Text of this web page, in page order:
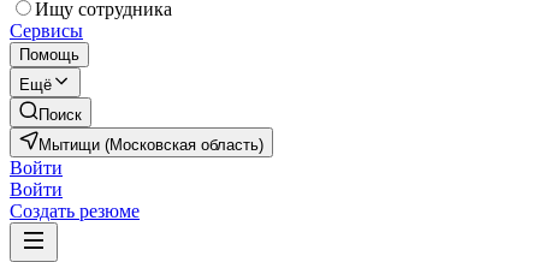
Ищу сотрудника
Сервисы
Помощь
Ещё
Поиск
Мытищи (Московская область)
Войти
Войти
Создать резюме